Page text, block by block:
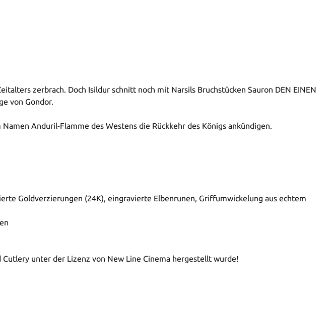
zerbrach. Doch Isildur schnitt noch mit Narsils Bruchstücken Sauron DEN EINEN
von Gondor.
Anduril-Flamme des Westens die Rückkehr des Königs ankündigen.
Goldverzierungen (24K), eingravierte Elbenrunen, Griffumwickelung aus echtem
unter der Lizenz von New Line Cinema hergestellt wurde!